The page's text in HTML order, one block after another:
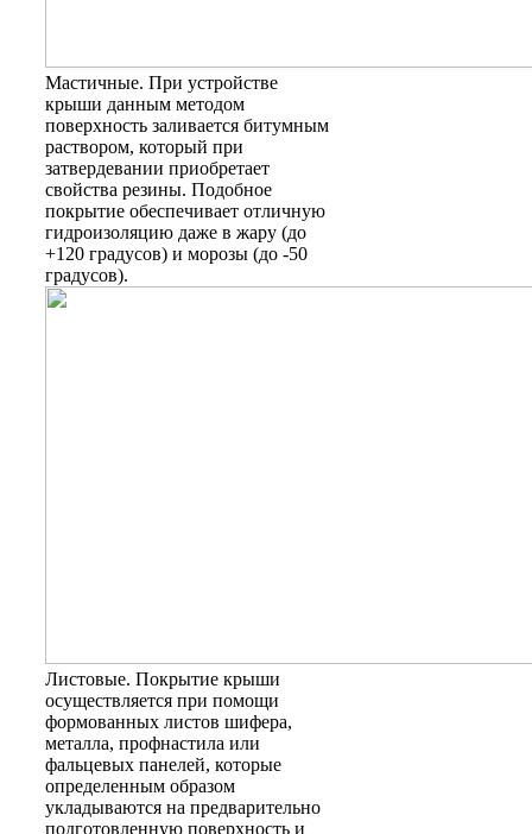
Мастичные. При устройстве
крыши данным методом
поверхность заливается битумным
раствором, который при
затвердевании приобретает
свойства резины. Подобное
покрытие обеспечивает отличную
гидроизоляцию даже в жару (до
+120 градусов) и морозы (до -50
градусов).
Листовые. Покрытие крыши
осуществляется при помощи
формованных листов шифера,
металла, профнастила или
фальцевых панелей, которые
определенным образом
укладываются на предварительно
подготовленную поверхность и